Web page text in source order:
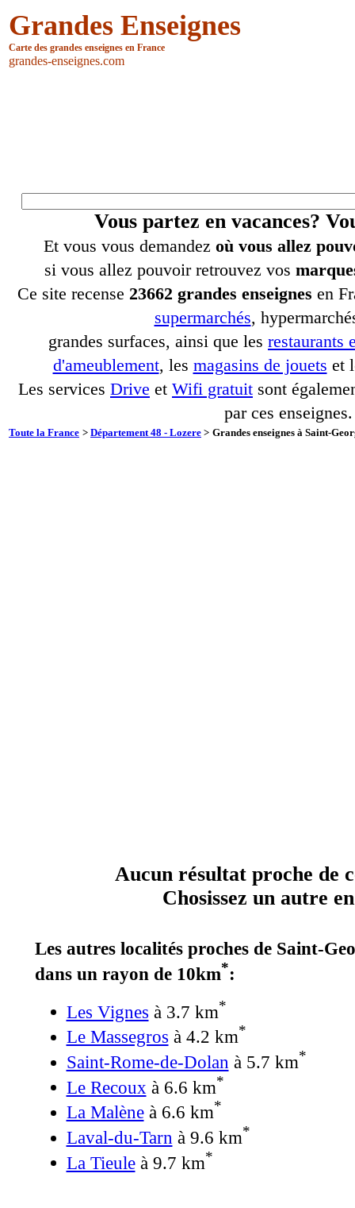
Grandes Enseignes
Carte des grandes enseignes en France
grandes-enseignes.com
Vous partez en vacances?
Et vous vous demandez où vous allez
si vous allez pouvoir retrouvez vos
Ce site recense 23662 grandes enseignes en
supermarchés,
grandes surfaces, ainsi que les restaurants
d'ameublement, les magasins de jouets et
Les services Drive et Wifi gratuit sont
par ces enseignes.
Toute la France > Département 48 - Lozere > Grandes enseignes à Saint-
Aucun résultat proche de
Chosissez un autre
Les autres localités proches de Saint-
dans un rayon de 10km*:
Les Vignes à 3.7 km*
Le Massegros à 4.2 km*
Saint-Rome-de-Dolan à 5.7 km*
Le Recoux à 6.6 km*
La Malèneà 6.6 km*
Laval-du-Tarn à 9.6 km*
La Tieuleà 9.7 km*